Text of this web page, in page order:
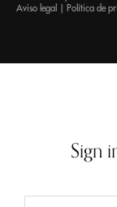
Aviso legal
Política de
Sign